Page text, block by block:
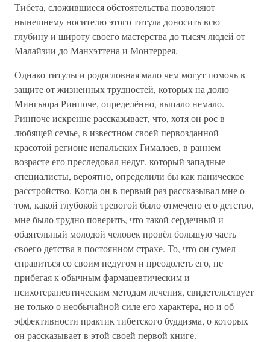
Тибета, сложившиеся обстоятельства позволяют
нынешнему носителю этого титула доносить всю
глубину и широту своего мастерства до тысяч людей от
Малайзии до Манхэттена и Монтеррея.
Однако титулы и родословная мало чем могут помочь в
защите от жизненных трудностей, которых на долю
Мингьюра Ринпоче, определённо, выпало немало.
Ринпоче искренне рассказывает, что, хотя он рос в
любящей семье, в известном своей первозданной
красотой регионе непальских Гималаев, в раннем
возрасте его преследовал недуг, который западные
специалисты, вероятно, определили бы как паническое
расстройство. Когда он в первый раз рассказывал мне о
том, какой глубокой тревогой было отмечено его детство,
мне было трудно поверить, что такой сердечный и
обаятельный молодой человек провёл большую часть
своего детства в постоянном страхе. То, что он сумел
справиться со своим недугом и преодолеть его, не
прибегая к обычным фармацевтическим и
психотерапевтическим методам лечения, свидетельствует
не только о необычайной силе его характера, но и об
эффективности практик тибетского буддизма, о которых
он рассказывает в этой своей первой книге.